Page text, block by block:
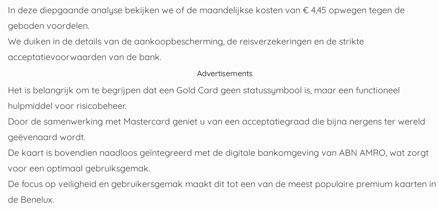
In deze diepgaande analyse bekijken we of de maandelijkse kosten van € 4,45 opwegen tegen de
geboden voordelen.
We duiken in de details van de aankoopbescherming, de reisverzekeringen en de strikte
acceptatievoorwaarden van de bank.
Advertisements
Het is belangrijk om te begrijpen dat een Gold Card geen statussymbool is, maar een functioneel
hulpmiddel voor risicobeheer.
Door de samenwerking met Mastercard geniet u van een acceptatiegraad die bijna nergens ter wereld
geëvenaard wordt.
De kaart is bovendien naadloos geïntegreerd met de digitale bankomgeving van ABN AMRO, wat zorgt
voor een optimaal gebruiksgemak.
De focus op veiligheid en gebruikersgemak maakt dit tot een van de meest populaire premium kaarten in
de Benelux.